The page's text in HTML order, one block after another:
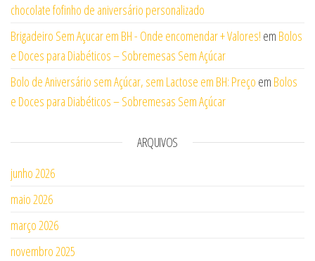
chocolate fofinho de aniversário personalizado
Brigadeiro Sem Açucar em BH - Onde encomendar + Valores! em Bolos
e Doces para Diabéticos – Sobremesas Sem Açúcar
Bolo de Aniversário sem Açúcar, sem Lactose em BH: Preço em Bolos
e Doces para Diabéticos – Sobremesas Sem Açúcar
ARQUIVOS
junho 2026
maio 2026
março 2026
novembro 2025